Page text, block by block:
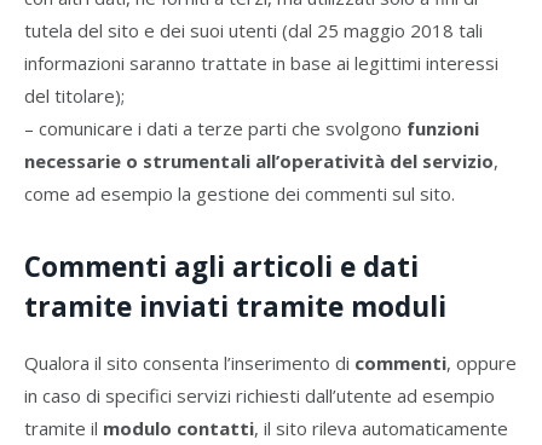
tutela del sito e dei suoi utenti (dal 25 maggio 2018 tali
informazioni saranno trattate in base ai legittimi interessi
del titolare);
– comunicare i dati a terze parti che svolgono funzioni
necessarie o strumentali all’operatività del servizio,
come ad esempio la gestione dei commenti sul sito.
Commenti agli articoli e dati
tramite inviati tramite moduli
Qualora il sito consenta l’inserimento di commenti, oppure
in caso di specifici servizi richiesti dall’utente ad esempio
tramite il modulo contatti, il sito rileva automaticamente